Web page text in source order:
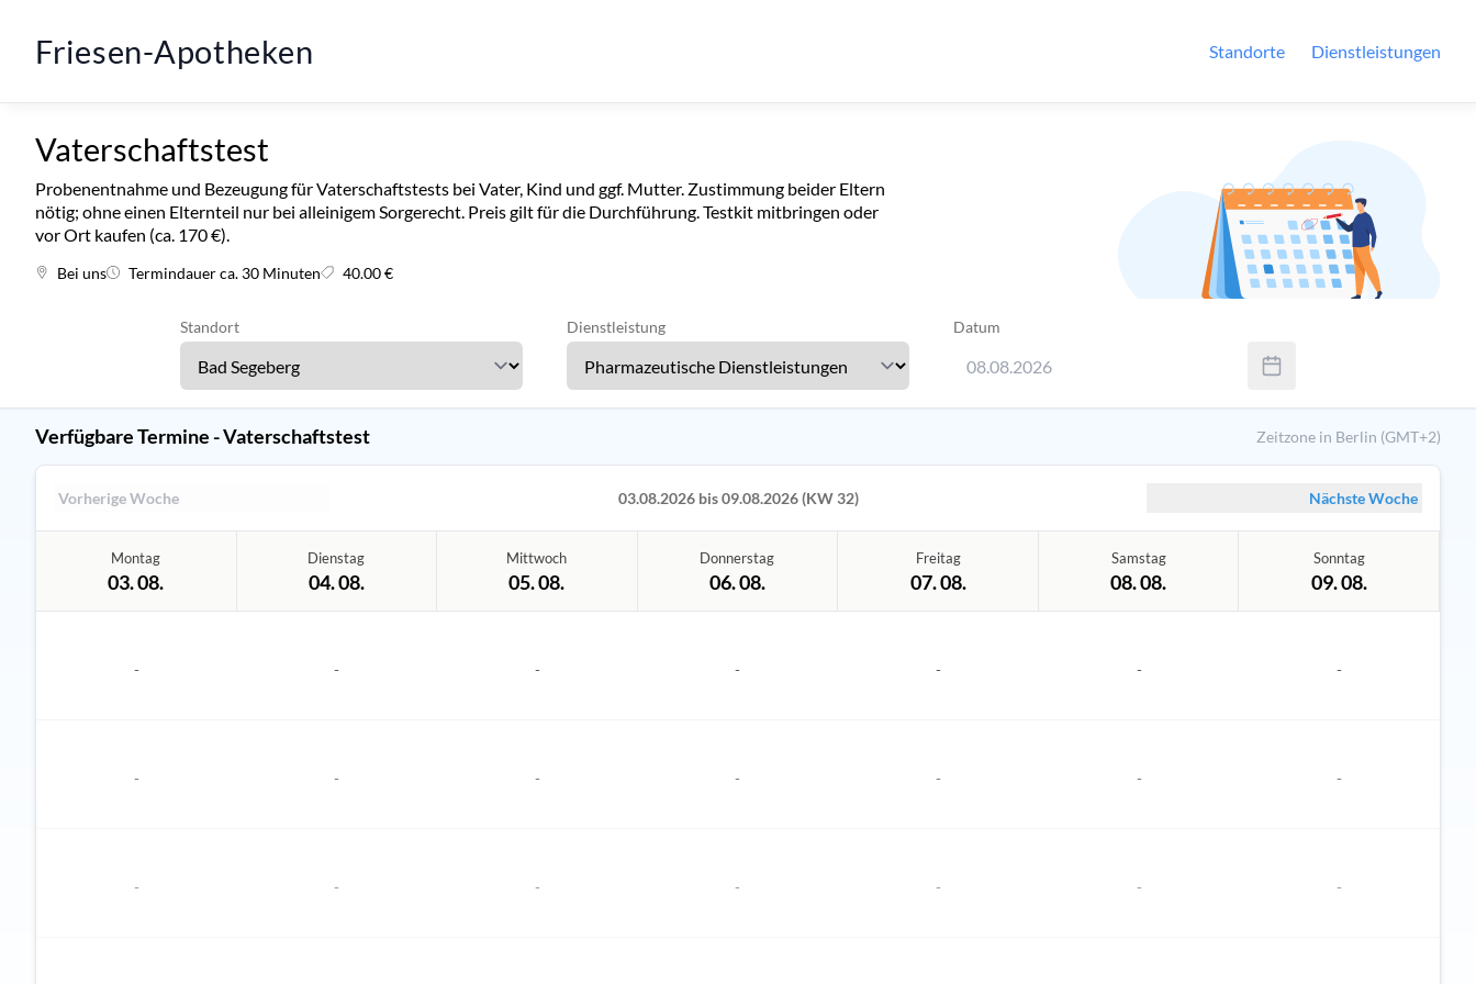
Friesen-Apotheken Standorte Dienstleistungen
Vaterschaftstest
Probenentnahme und Bezeugung für Vaterschaftstests bei Vater, Kind und ggf. Mutter. Zustimmung beider Eltern
nötig; ohne einen Elternteil nur bei alleinigem Sorgerecht. Preis gilt für die Durchführung. Testkit mitbringen oder
vor Ort kaufen (ca. 170 €).
Bei uns Termindauer ca. 30 Minuten 40.00 €
Standort Dienstleistung Datum
08.08.2026
Verfügbare Termine - Vaterschaftstest Zeitzone in Berlin (GMT+2)
Vorherige Woche 03.08.2026 bis 09.08.2026 (KW 32) Nächste Woche
Montag
03. 08.
Dienstag
04. 08.
Mittwoch
05. 08.
Donnerstag
06. 08.
Freitag
07. 08.
Samstag
08. 08.
Sonntag
09. 08.
- - - - - - -
- - - - - - -
- - - - - - -